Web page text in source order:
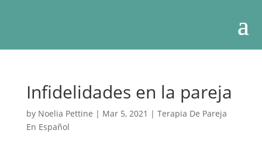
Infidelidades en la pareja
by Noelia Pettine | Mar 5, 2021 | Terapia De Pareja
En Español